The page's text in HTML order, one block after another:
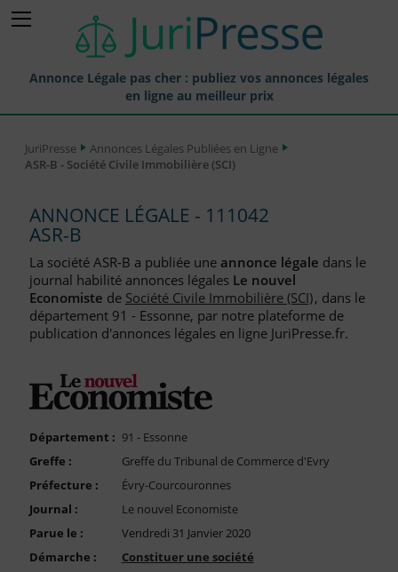
Annonce Légale pas cher : publiez vos annonces légales
en ligne au meilleur prix
Annonces Légales Publiées
Journaux Habilités (JAL) Annonces Légales
Départements pour la Publication d'Annonces Légales
Liste des Greffes
Liste des CCI
FAQ
Nous Contacter
Compte PRO
JuriPresse
Annonces Légales Publiées en Ligne
ASR-B - Société Civile Immobilière (SCI)
ANNONCE LÉGALE - 111042
ASR-B
La société ASR-B a publiée une annonce légale dans le
journal habilité annonces légales Le nouvel
Economiste de Société Civile Immobilière (SCI), dans le
département 91 - Essonne, par notre plateforme de
publication d'annonces légales en ligne JuriPresse.fr.
Département : 91 - Essonne
Greffe :
Greffe du Tribunal de Commerce d'Evry
Préfecture :
Évry-Courcouronnes
Journal :
Le nouvel Economiste
Parue le :
Vendredi 31 Janvier 2020
Démarche :
Constituer une société